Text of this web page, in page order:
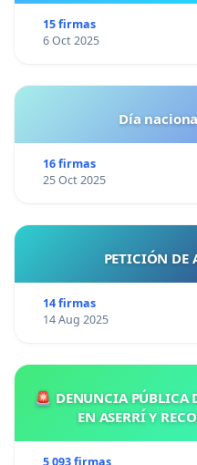
15 firmas
6 Oct 2025
Día
16 firmas
25 Oct 2025
PETICIÓN DE
14 firmas
14 Aug 2025
🚨 DENUNCIA PÚBLICA
EN ASERRÍ Y